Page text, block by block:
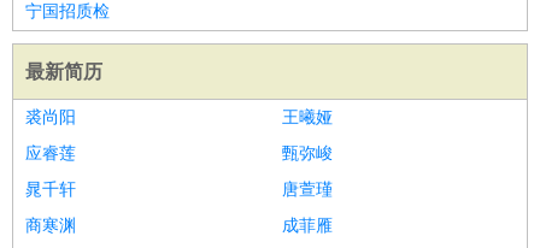
宁国招质检
最新简历
裘尚阳
王曦娅
应睿莲
甄弥峻
晁千轩
唐萱瑾
商寒渊
成菲雁